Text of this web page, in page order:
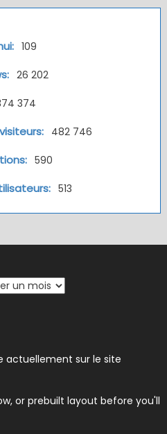
109
26 202
374
482 746
590
513
actuellement sur le site
or prebuilt layout before you'll